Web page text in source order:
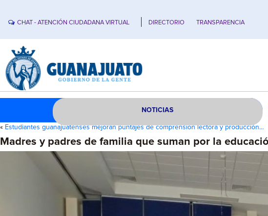
CHAT - ATENCIÓN CIUDADANA VIRTUAL DIRECTORIO TRANSPARENCIA
NOTICIAS
« Estudiantes guanajuatenses mejoran puntajes de comprensión lectora y producción…
Madres y padres de familia que suman por la